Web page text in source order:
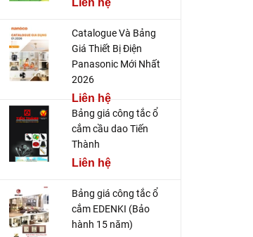
Liên hệ
Catalogue Và Bảng
Giá Thiết Bị Điện
Panasonic Mới Nhất
2026
Liên hệ
Bảng giá công tắc ổ
cắm cầu dao Tiến
Thành
Liên hệ
Bảng giá công tắc ổ
cắm EDENKI (Bảo
hành 15 năm)